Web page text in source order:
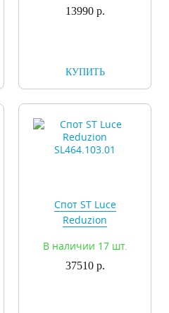
13990 р.
КУПИТЬ
Спот ST Luce
Reduzion
В наличии 17 шт.
37510 р.